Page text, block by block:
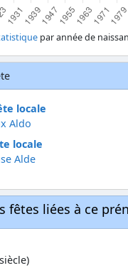
par année de
locale
Aldo
locale
Alde
fêtes liées à ce
siècle)